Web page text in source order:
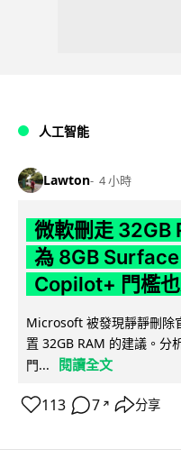
人工智能
Lawton 4 小時
微軟刪走 32GB
為 8GB
Copilot+ 門檻也
Microsoft 被發現靜靜刪除
置 32GB RAM 的建議。分
門...
閱讀全文
113 7 ↗ 分享